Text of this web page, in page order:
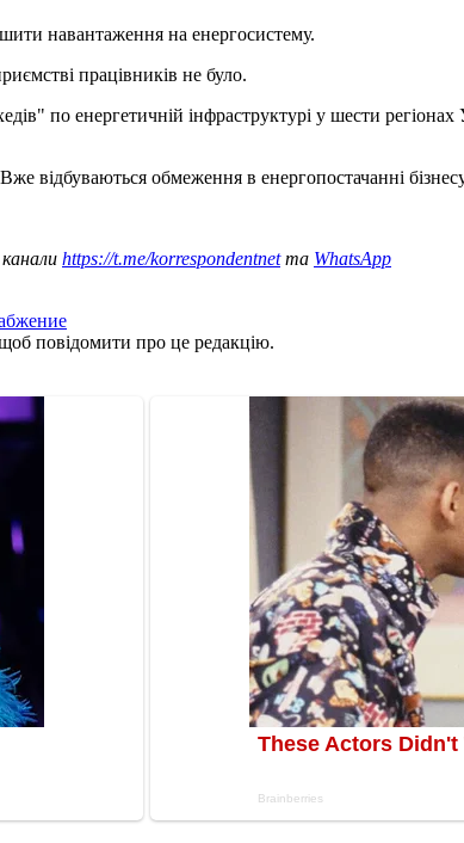
навантаження на енергосистему.
працівників не було.
по енергетичній інфраструктурі у шести регіонах
відбуваються обмеження в енергопостачанні
https://t.me/korrespondentnetта WhatsApp
повідомити про це редакцію.